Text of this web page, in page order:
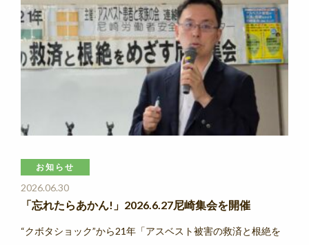
お知らせ
2026.06.30
「忘れたらあかん!」2026.6.27尼崎集会を開催
“クボタショック”から21年「アスベスト被害の救済と根絶を